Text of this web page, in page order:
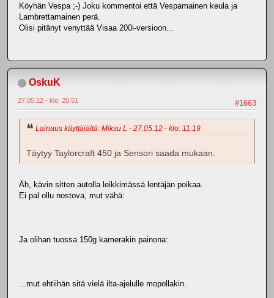
Köyhän Vespa ;-) Joku kommentoi että Vespamainen keula ja
Lambrettamainen perä.
Olisi pitänyt venyttää Visaa 200i-versioon...
OskuK
#1663
27.05.12 - klo: 20.51
Lainaus käyttäjältä: Miksu L - 27.05.12 - klo: 11.19
Täytyy Taylorcraft 450 ja Sensori saada mukaan.
Äh, kävin sitten autolla leikkimässä lentäjän poikaa.
Ei pal ollu nostova, mut vähä:
Ja olihan tuossa 150g kamerakin painona:
...mut ehtiihän sitä vielä ilta-ajelulle mopollakin.